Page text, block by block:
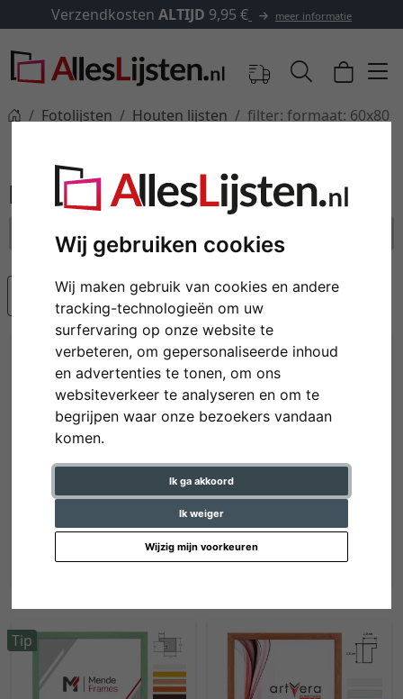
Wij gebruiken cookies
Wij maken gebruik van cookies en andere
tracking-technologieën om uw
surfervaring op onze website te
verbeteren, om gepersonaliseerde inhoud
en advertenties te tonen, om ons
websiteverkeer te analyseren en om te
begrijpen waar onze bezoekers vandaan
komen.
Ik ga akkoord
Ik weiger
Wijzig mijn voorkeuren
ALTIJD9,95 € meer informatie ✓500.000
Fotolijsten Houten lijsten filter: formaat: 60x80
alle filters resetten
formaat: 60x80
Populariteit
vanaf € 146,40 *
Houten lijst Quadrum
vanaf € 96,15 *
Tip
Tip